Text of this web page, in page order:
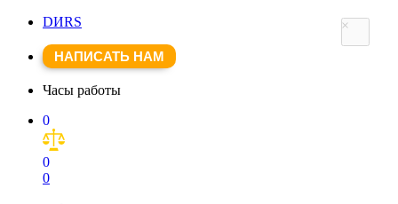
DИRS
НАПИСАТЬ НАМ
Часы работы
0
0
0
×